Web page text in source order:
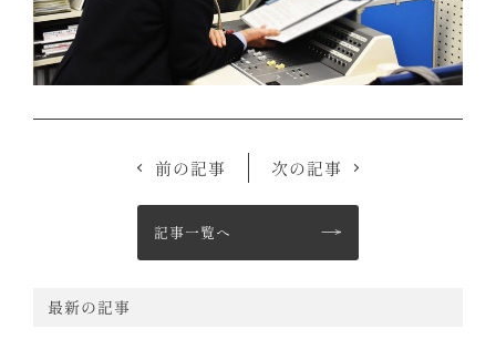
最新の記事
記事一覧へ
前の記事 次の記事